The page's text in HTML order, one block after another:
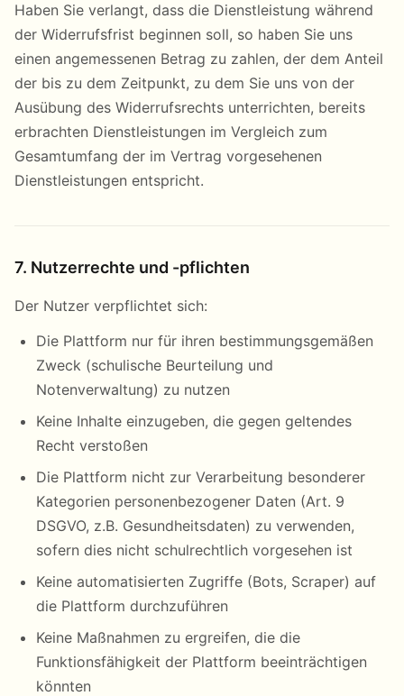
Haben Sie verlangt, dass die Dienstleistung während
der Widerrufsfrist beginnen soll, so haben Sie uns
einen angemessenen Betrag zu zahlen, der dem Anteil
der bis zu dem Zeitpunkt, zu dem Sie uns von der
Ausübung des Widerrufsrechts unterrichten, bereits
erbrachten Dienstleistungen im Vergleich zum
Gesamtumfang der im Vertrag vorgesehenen
Dienstleistungen entspricht.
7. Nutzerrechte und -pflichten
Der Nutzer verpflichtet sich:
Die Plattform nur für ihren bestimmungsgemäßen
Zweck (schulische Beurteilung und
Notenverwaltung) zu nutzen
Keine Inhalte einzugeben, die gegen geltendes
Recht verstoßen
Die Plattform nicht zur Verarbeitung besonderer
Kategorien personenbezogener Daten (Art. 9
DSGVO, z.B. Gesundheitsdaten) zu verwenden,
sofern dies nicht schulrechtlich vorgesehen ist
Keine automatisierten Zugriffe (Bots, Scraper) auf
die Plattform durchzuführen
Keine Maßnahmen zu ergreifen, die die
Funktionsfähigkeit der Plattform beeinträchtigen
könnten